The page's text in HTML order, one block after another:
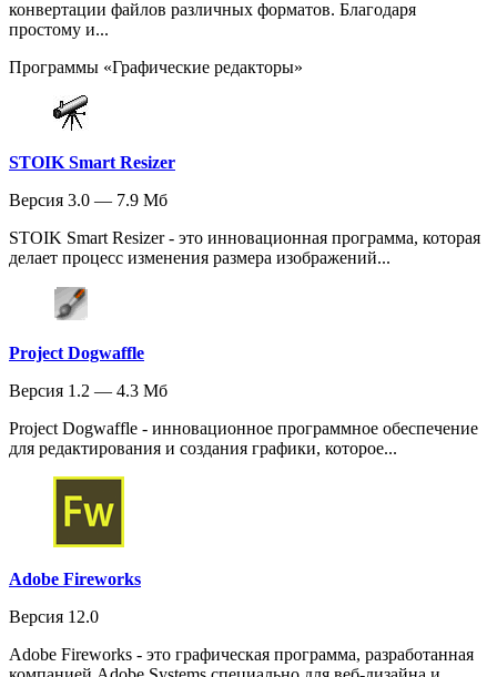
конвертации файлов различных форматов. Благодаря
простому и...
Программы «Графические редакторы»
STOIK Smart Resizer
Версия 3.0 — 7.9 Мб
STOIK Smart Resizer - это инновационная программа, которая
делает процесс изменения размера изображений...
Project Dogwaffle
Версия 1.2 — 4.3 Мб
Project Dogwaffle - инновационное программное обеспечение
для редактирования и создания графики, которое...
Adobe Fireworks
Версия 12.0
Adobe Fireworks - это графическая программа, разработанная